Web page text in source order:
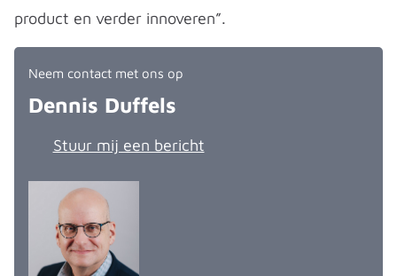
product en verder innoveren”.
Neem contact met ons op
Dennis Duffels
Stuur mij een bericht